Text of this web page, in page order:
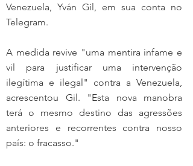
Venezuela, Yván Gil, em sua conta no
Telegram.
A medida revive "uma mentira infame e
vil para justificar uma intervenção
ilegítima e ilegal" contra a Venezuela,
acrescentou Gil. "Esta nova manobra
terá o mesmo destino das agressões
anteriores e recorrentes contra nosso
país: o fracasso."